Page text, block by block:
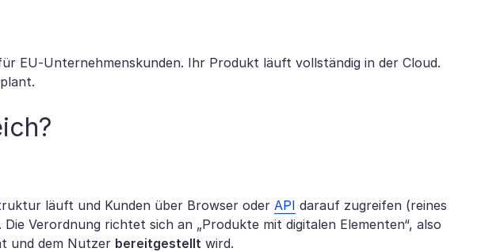
EU-Unternehmenskunden. Ihr Produkt läuft vollständig in der Cloud.
läuft und Kunden über Browser oder API darauf zugreifen (reines
Die Verordnung richtet sich an „Produkte mit digitalen Elementen“, also
und dem Nutzer bereitgestellt wird.